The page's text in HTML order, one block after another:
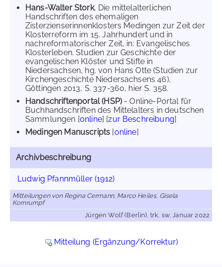
Hans-Walter Stork, Die mittelalterlichen
Handschriften des ehemaligen
Zisterzienserinnenklosters Medingen zur Zeit der
Klosterreform im 15. Jahrhundert und in
nachreformatorischer Zeit, in: Evangelisches
Klosterleben. Studien zur Geschichte der
evangelischen Klöster und Stifte in
Niedersachsen, hg. von Hans Otte (Studien zur
Kirchengeschichte Niedersachsens 46),
Göttingen 2013, S. 337-360, hier S. 358.
Handschriftenportal (HSP)- Online-Portal für
Buchhandschriften des Mittelalters in deutschen
Sammlungen [online] [zur Beschreibung]
Medingen Manuscripts [online]
Archivbeschreibung
Ludwig Pfannmüller (1912)
Mitteilungen von Regina Cermann, Marco Heiles, Gisela
Kornrumpf
Jürgen Wolf (Berlin), trk, sw, Januar 2022
Mitteilung (Ergänzung/Korrektur)